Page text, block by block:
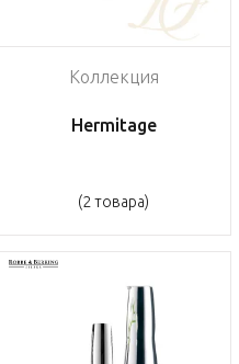
Коллекция
Hermitage
(2 товара)